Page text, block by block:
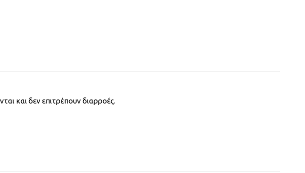
και δεν επιτρέπουν διαρροές.